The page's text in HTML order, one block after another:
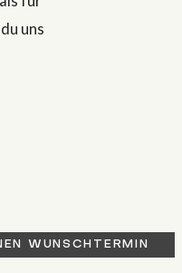
uns
WUNSCHTERMIN